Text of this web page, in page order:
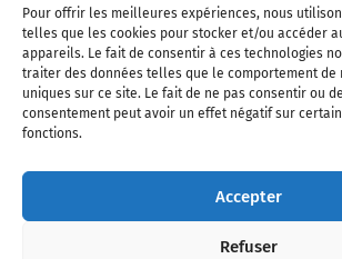
Pour offrir les meilleures expériences, nous
telles que les cookies pour stocker et/ou accéder
appareils. Le fait de consentir à ces technologies
traiter des données telles que le comportement de
uniques sur ce site. Le fait de ne pas consentir ou
consentement peut avoir un effet négatif sur
fonctions.
Accepter
Refuser
LES ACCESSOIRES
EMBALLAGES
CAFETIERES ET PETITS ACCESSOIRES